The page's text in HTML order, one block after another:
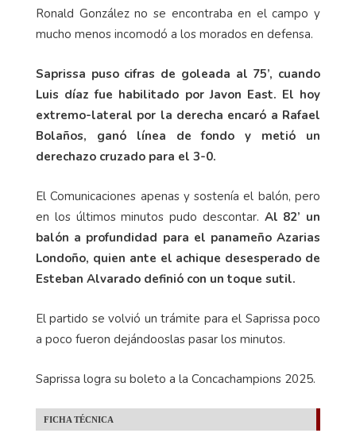
Ronald González no se encontraba en el campo y
mucho menos incomodó a los morados en defensa.
Saprissa puso cifras de goleada al 75’, cuando
Luis díaz fue habilitado por Javon East. El hoy
extremo-lateral por la derecha encaró a Rafael
Bolaños, ganó línea de fondo y metió un
derechazo cruzado para el 3-0.
El Comunicaciones apenas y sostenía el balón, pero
en los últimos minutos pudo descontar. Al 82’ un
balón a profundidad para el panameño Azarias
Londoño, quien ante el achique desesperado de
Esteban Alvarado definió con un toque sutil.
El partido se volvió un trámite para el Saprissa poco
a poco fueron dejándooslas pasar los minutos.
Saprissa logra su boleto a la Concachampions 2025.
FICHA TÉCNICA